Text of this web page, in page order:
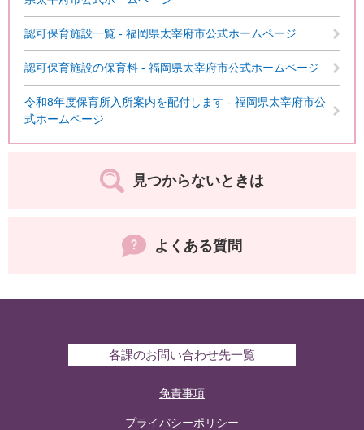
認可保育施設一覧 - 福岡県太宰府市公式ホームページ
認可保育施設の保育料 - 福岡県太宰府市公式ホームページ
令和8年度保育所入所案内を配付します - 福岡県太宰府市公
式ホームページ
見つからないときは
よくある質問
各課のお問い合わせ先一覧
免責事項
プライバシーポリシー